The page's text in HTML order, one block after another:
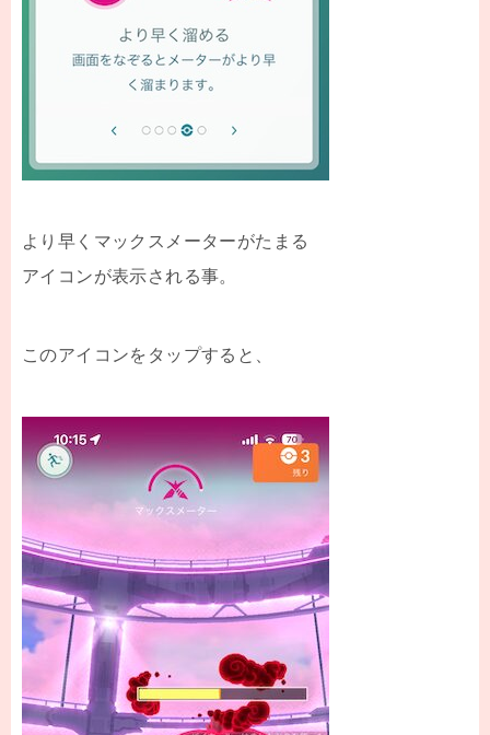
より早くマックスメーターがたまる
アイコンが表示される事。
このアイコンをタップすると、